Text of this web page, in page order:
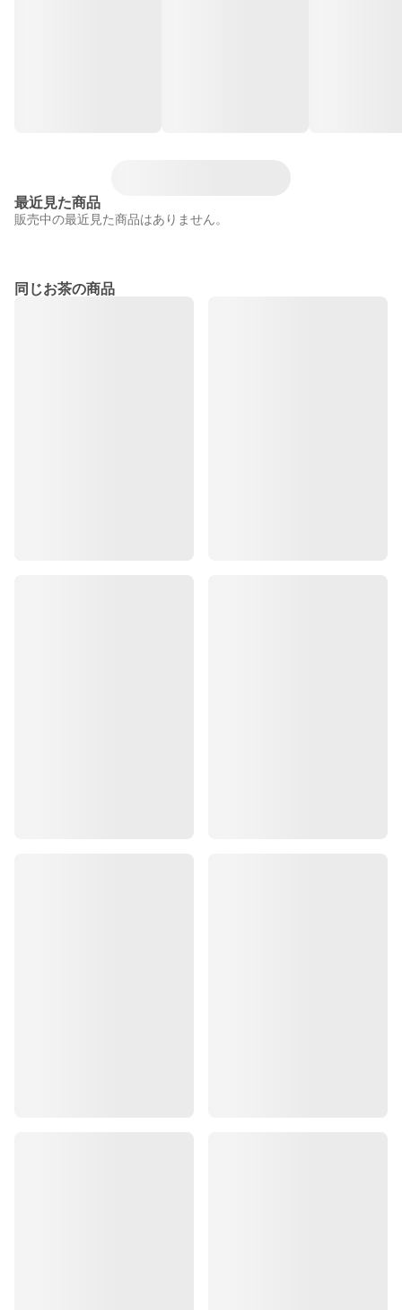
最近見た商品
販売中の最近見た商品はありません。
同じお茶の商品